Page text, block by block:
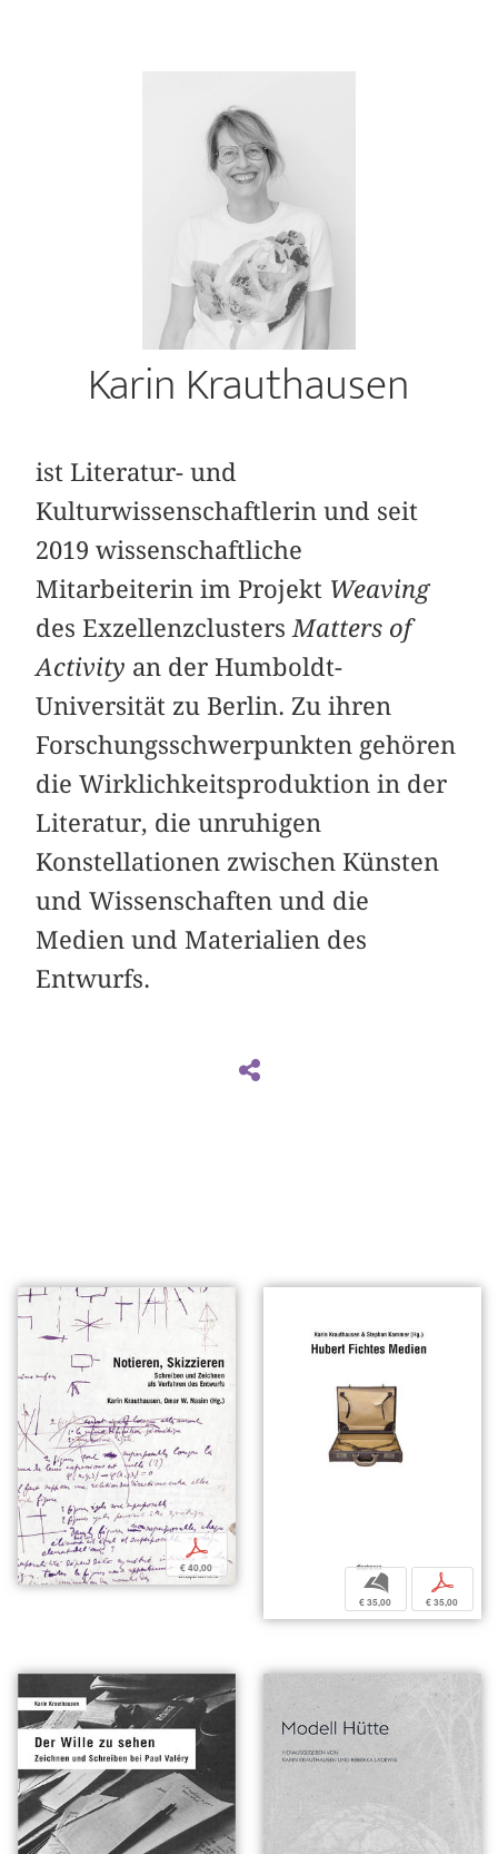
Karin Krauthausen
ist Literatur- und
Kulturwissenschaftlerin und seit
2019 wissenschaftliche
Mitarbeiterin im Projekt Weaving
des ExzellenzclustersMatters of
Activity an der Humboldt-
Universität zu Berlin. Zu ihren
Forschungsschwerpunkten gehören
die Wirklichkeitsproduktion in der
Literatur, die unruhigen
Konstellationen zwischen Künsten
und Wissenschaften und die
Medien und Materialien des
Entwurfs.
p
€ 40,00
b
€ 35,00
p
€ 35,00